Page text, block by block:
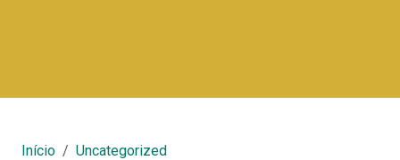
Início
Uncategorized